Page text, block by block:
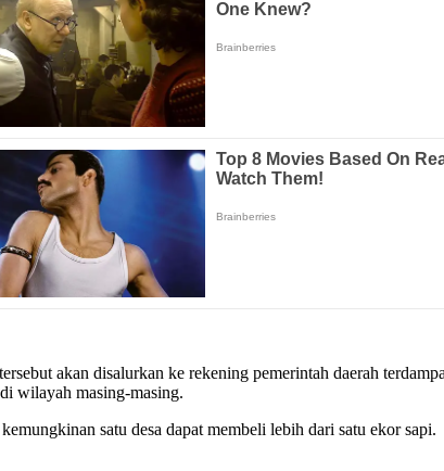
akan disalurkan ke rekening pemerintah daerah
wilayah masing-masing.
satu desa dapat membeli lebih dari satu ekor sapi.